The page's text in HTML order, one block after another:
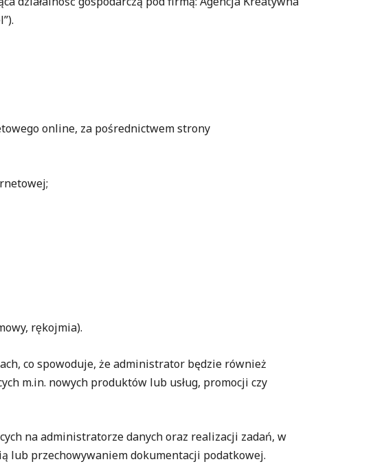
online, za pośrednictwem strony
rękojmia).
co spowoduje, że administrator będzie również
m.in. nowych produktów lub usług, promocji czy
na administratorze danych oraz realizacji zadań, w
lub przechowywaniem dokumentacji podatkowej.